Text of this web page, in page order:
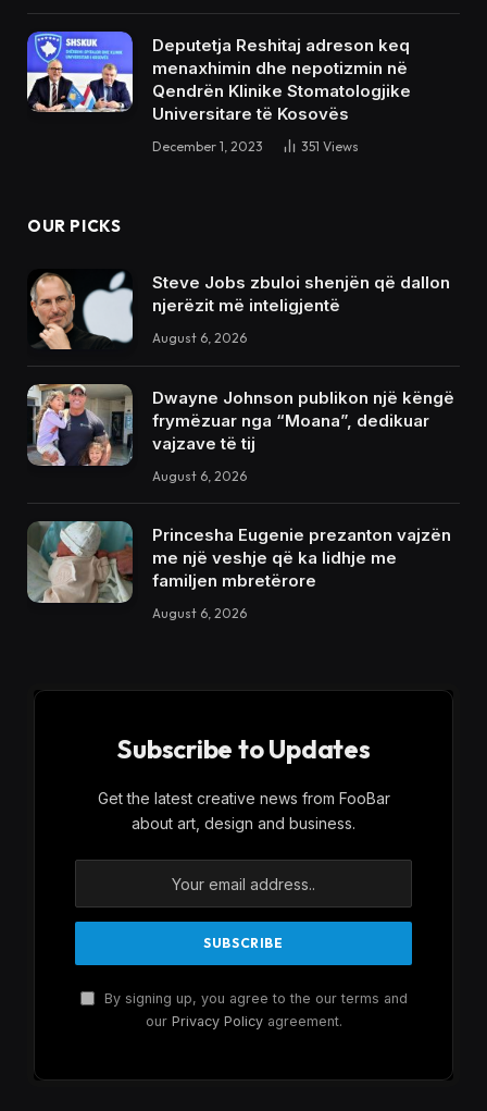
Deputetja Reshitaj adreson keq
menaxhimin dhe nepotizmin në
Qendrën Klinike Stomatologjike
Universitare të Kosovës
December 1, 2023 351 Views
OUR PICKS
Steve Jobs zbuloi shenjën që dallon
njerëzit më inteligjentë
August 6, 2026
Dwayne Johnson publikon një këngë
frymëzuar nga “Moana”, dedikuar
vajzave të tij
August 6, 2026
Princesha Eugenie prezanton vajzën
me një veshje që ka lidhje me
familjen mbretërore
August 6, 2026
Subscribe to Updates
Get the latest creative news from FooBar
about art, design and business.
By signing up, you agree to the our terms and
our Privacy Policyagreement.